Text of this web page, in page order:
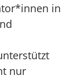
in
nur